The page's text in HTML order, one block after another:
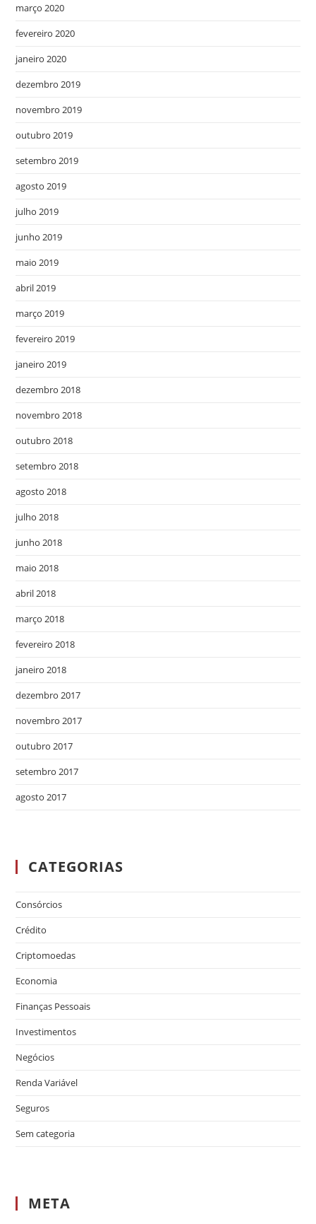
março 2020
fevereiro 2020
janeiro 2020
dezembro 2019
novembro 2019
outubro 2019
setembro 2019
agosto 2019
julho 2019
junho 2019
maio 2019
abril 2019
março 2019
fevereiro 2019
janeiro 2019
dezembro 2018
novembro 2018
outubro 2018
setembro 2018
agosto 2018
julho 2018
junho 2018
maio 2018
abril 2018
março 2018
fevereiro 2018
janeiro 2018
dezembro 2017
novembro 2017
outubro 2017
setembro 2017
agosto 2017
CATEGORIAS
Consórcios
Crédito
Criptomoedas
Economia
Finanças Pessoais
Investimentos
Negócios
Renda Variável
Seguros
Sem categoria
META